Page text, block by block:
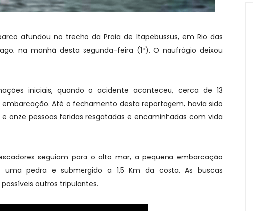
afundou no trecho da Praia de Itapebussus, em Rio das
na manhã desta segunda-feira (1º). O naufrágio deixou
iniciais, quando o acidente aconteceu, cerca de 13
Até o fechamento desta reportagem, havia sido
onze pessoas feridas resgatadas e encaminhadas com vida
seguiam para o alto mar, a pequena embarcação
pedra e submergido a 1,5 Km da costa. As buscas
outros tripulantes.